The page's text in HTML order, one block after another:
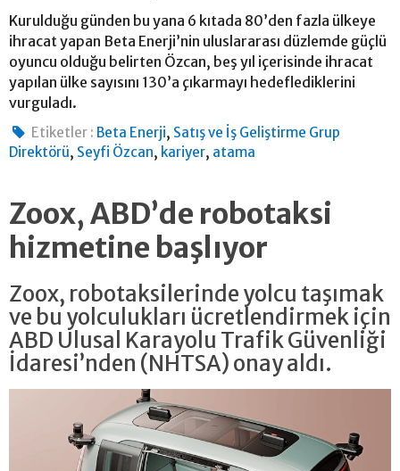
Kurulduğu günden bu yana 6 kıtada 80’den fazla ülkeye
ihracat yapan Beta Enerji’nin uluslararası düzlemde güçlü
oyuncu olduğu belirten Özcan, beş yıl içerisinde ihracat
yapılan ülke sayısını 130’a çıkarmayı hedeflediklerini
vurguladı.
Etiketler : Beta Enerji, Satış ve İş Geliştirme Grup
Direktörü, Seyfi Özcan, kariyer, atama
Zoox, ABD’de robotaksi
hizmetine başlıyor
Zoox, robotaksilerinde yolcu taşımak
ve bu yolculukları ücretlendirmek için
ABD Ulusal Karayolu Trafik Güvenliği
İdaresi’nden (NHTSA) onay aldı.